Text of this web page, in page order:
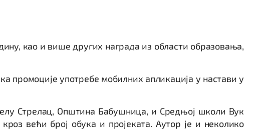
као и више других награда из области образовања,
промоције употребе мобилних апликација у настави у
Стрелац, Општина Бабушница, и Средњој школи Вук
већи број обука и пројеката. Аутор је и неколико